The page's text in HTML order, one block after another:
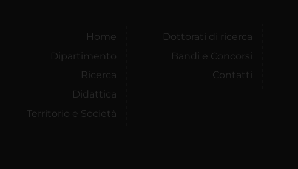
Home
Dipartimento
Ricerca
Didattica
Territorio e Società
Dottorati di ricerca
Bandi e Concorsi
Contatti